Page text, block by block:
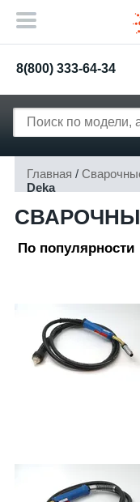
8(800) 333-64-34
Главная /
Deka